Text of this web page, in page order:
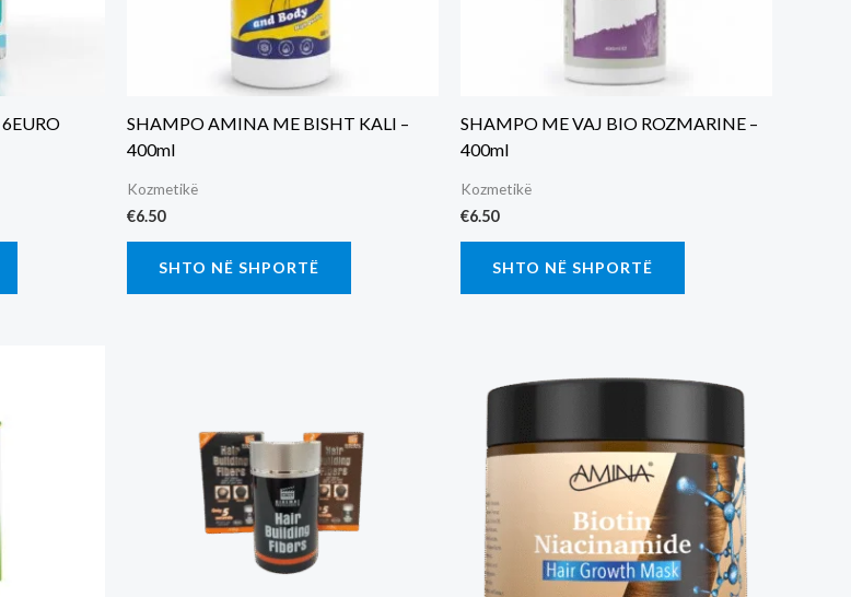
SHAMPO AMINA ME BISHT KALI –
400ml
Kozmetikë
€6.50
SHTO NË SHPORTË
SHAMPO ME VAJ BIO ROZMARINE –
400ml
Kozmetikë
€6.50
SHTO NË SHPORTË